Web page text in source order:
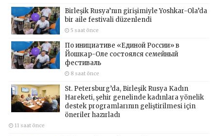
Birleşik Rusya’nın girişimiyle Yoshkar-Ola’da
bir aile festivali düzenlendi
5 saat önce
По инициативе «Единой России» в
Йошкар-Оле состоялся семейный
фестиваль
8 saat önce
St. Petersburg’da, Birleşik Rusya Kadın
Hareketi, şehir genelinde kadınlara yönelik
destek programlarının geliştirilmesi için
öneriler hazırladı
11 saat önce